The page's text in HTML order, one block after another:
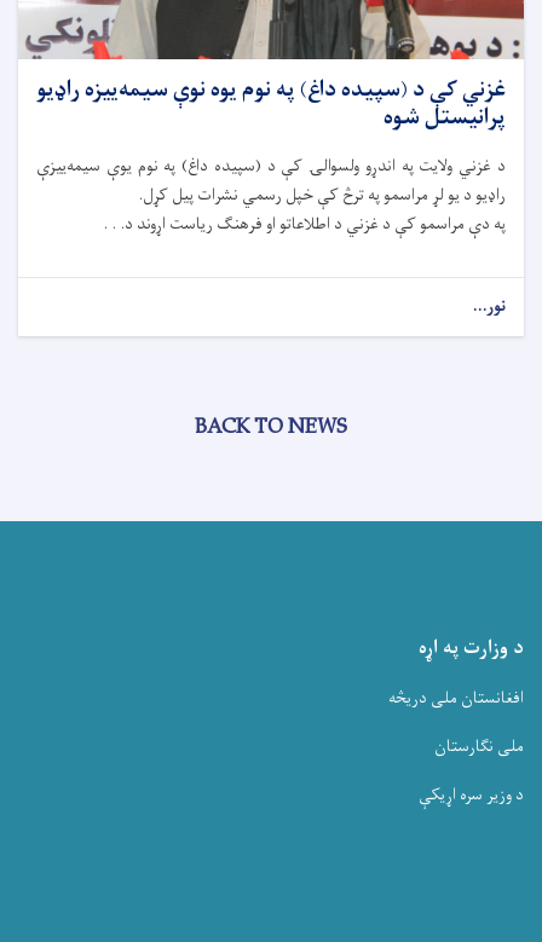
غزني کې د (سپیده داغ) په نوم یوه نوې سیمه‌ییزه راډیو
پرانیستل شوه
د غزني ولایت په اندړو ولسوالۍ کې د (سپیده داغ) په نوم یوې سیمه‌ییزې
راډیو د یو لړ مراسمو په ترڅ کې خپل رسمي نشرات پیل کړل.
په دې مراسمو کې د غزني د اطلاعاتو او فرهنګ ریاست اړوند د. . .
نور...
BACK TO NEWS
د وزارت په اړه
افغانستان ملی دریڅه
ملی نگارستان
د وزیر سره اړیکې